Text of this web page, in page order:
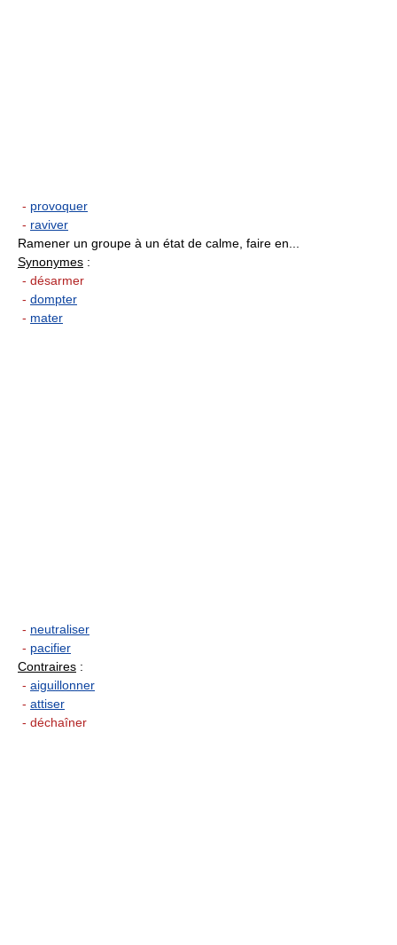
- provoquer
- raviver
Ramener un groupe à un état de calme, faire en...
Synonymes :
- désarmer
- dompter
- mater
- neutraliser
- pacifier
Contraires :
- aiguillonner
- attiser
- déchaîner